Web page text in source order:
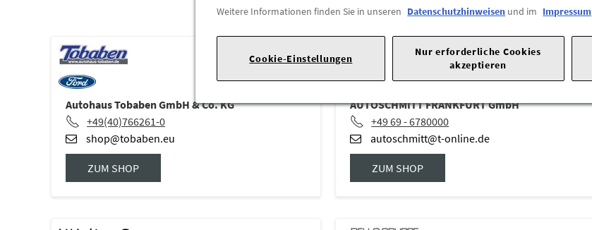
Autohaus Tobaben GmbH & Co. KG
+49(40)766261-0
shop@tobaben.eu
ZUM SHOP
AUTOSCHMITT FRANKFURT GmbH
+49 69 - 6780000
autoschmitt@t-online.de
ZUM SHOP
Weitere Informationen finden Sie in unseren Datenschutzhinweisen und im Impressum
Nur erforderliche Cookies
akzeptieren
Cookie-Einstellungen